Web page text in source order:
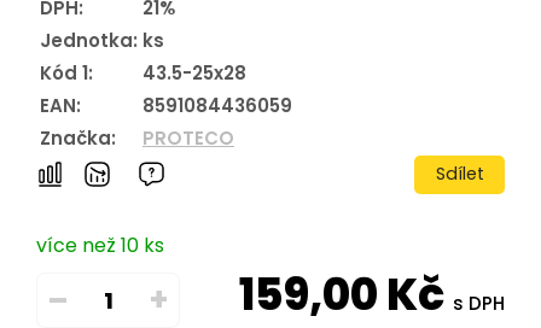
DPH:
21%
Jednotka: ks
Kód 1:
43.5-25x28
EAN:
8591084436059
Značka:
PROTECO
Sdílet
více než 10 ks
– + 159,00Kč s DPH